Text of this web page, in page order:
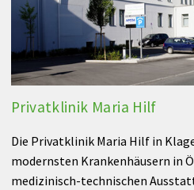
Privatklinik Maria Hilf
Die Privatklinik Maria Hilf in
modernsten Krankenhäusern in
medizinisch-technischen